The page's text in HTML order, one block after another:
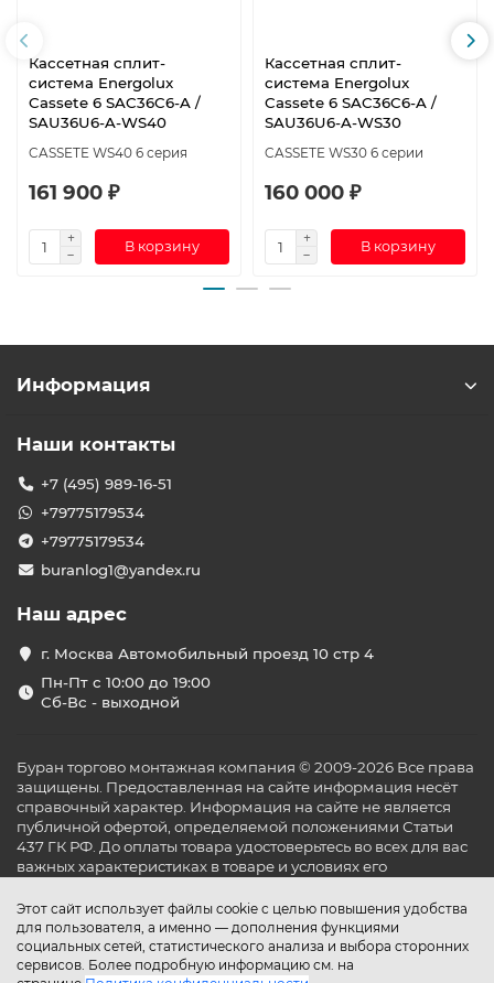
Кассетная сплит-
система Energolux
Cassete 6 SAC36C6-A /
SAU36U6-A-WS40
CASSETE WS40 6 серия
161 900 ₽
В корзину
Кассетная сплит-
система Energolux
Cassete 6 SAC36C6-A /
SAU36U6-A-WS30
CASSETE WS30 6 серии
160 000 ₽
В корзину
Этот сайт использует файлы cookie с целью повышения удобства
для пользователя, а именно — дополнения функциями
социальных сетей, статистического анализа и выбора сторонних
сервисов. Более подробную информацию см. на
Информация
Наши контакты
+7 (495) 989-16-51
+79775179534
+79775179534
buranlog1@yandex.ru
Наш адрес
г. Москва Автомобильный проезд 10 стр 4
Пн-Пт с 10:00 до 19:00
Сб-Вс - выходной
Буран торгово монтажная компания © 2009-2026 Все права
защищены. Предоставленная на сайте информация несёт
справочный характер. Информация на сайте не является
публичной офертой, определяемой положениями Статьи
437 ГК РФ. До оплаты товара удостоверьтесь во всех для вас
важных характеристиках в товаре и условиях его